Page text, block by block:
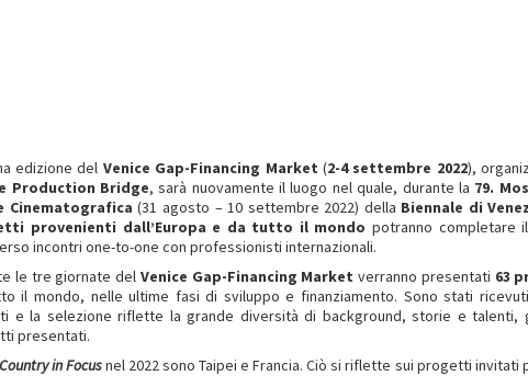
edizione del Venice Gap-Financing Market (2-4 settembre 2022),
Production Bridge, sarà nuovamente il luogo nel quale, durante la 79.
Cinematografica (31 agosto – 10 settembre 2022) della Biennale di
provenienti dall’Europa e da tutto il mondopotranno completare
incontri one-to-one con professionisti internazionali.
le tre giornate del Venice Gap-Financing Marketverranno presentati 63
il mondo, nelle ultime fasi di sviluppo e finanziamento. Sono stati
e la selezione riflette la grande diversità di background, storie e talenti,
presentati.
Country in Focusnel 2022 sono Taipei e Francia. Ciò si riflette sui progetti invitati